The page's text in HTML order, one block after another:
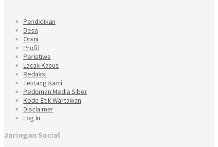
Pendidikan
Desa
Opini
Profil
Peristiwa
Lacak Kasus
Redaksi
Tentang Kami
Pedoman Media Siber
Kode Etik Wartawan
Disclaimer
Log In
Jaringan Social